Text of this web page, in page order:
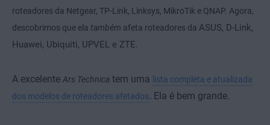
roteadores da Netgear, TP-Link, Linksys, MikroTik e QNAP. Agora,
descobrimos que ela também afeta roteadores da ASUS, D-Link,
Huawei, Ubiquiti, UPVEL e ZTE.
A excelente Ars Technica tem uma lista completa e atualizada
dos modelos de roteadores afetados. Ela é bem grande.